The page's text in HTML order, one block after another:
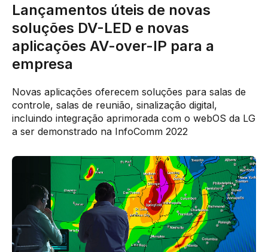
Lançamentos úteis de novas
soluções DV-LED e novas
aplicações AV-over-IP para a
empresa
Novas aplicações oferecem soluções para salas de
controle, salas de reunião, sinalização digital,
incluindo integração aprimorada com o webOS da LG
a ser demonstrado na InfoComm 2022